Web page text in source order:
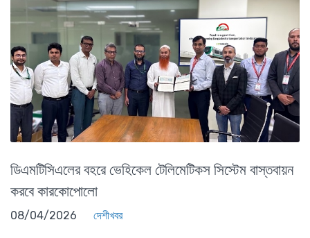
ডিএমটিসিএলের বহরে ভেহিকেল টেলিমেটিকস সিস্টেম বাস্তবায়ন
করবে কারকোপোলো
08/04/2026 দেশীখবর